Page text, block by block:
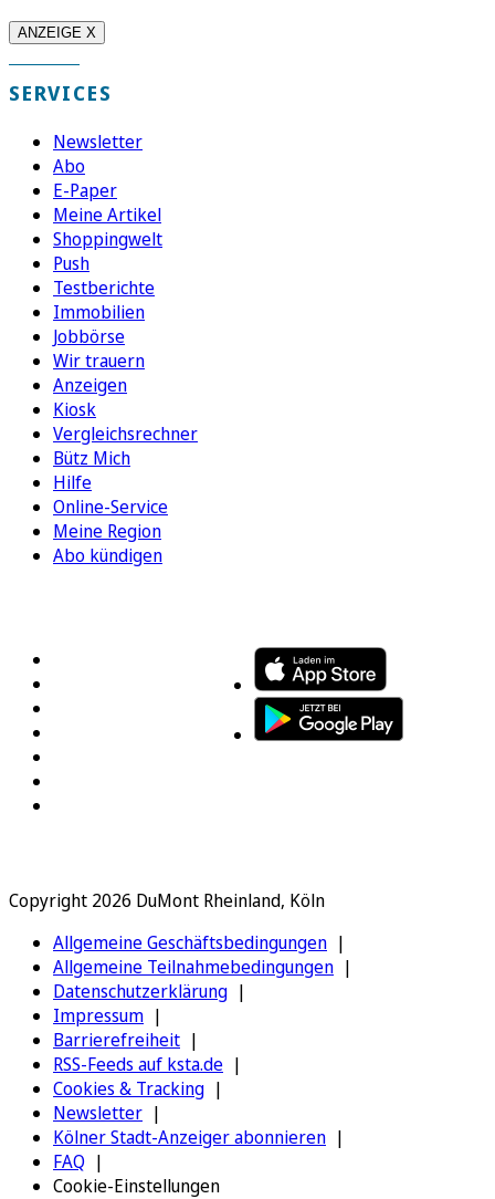
ANZEIGE X
SERVICES
Newsletter
Abo
E-Paper
Meine Artikel
Shoppingwelt
Push
Testberichte
Immobilien
Jobbörse
Wir trauern
Anzeigen
Kiosk
Vergleichsrechner
Bütz Mich
Hilfe
Online-Service
Meine Region
Abo kündigen
Copyright 2026 DuMont Rheinland, Köln
Allgemeine Geschäftsbedingungen
Allgemeine Teilnahmebedingungen
Datenschutzerklärung
Impressum
Barrierefreiheit
RSS-Feeds auf ksta.de
Cookies & Tracking
Newsletter
Kölner Stadt-Anzeiger abonnieren
FAQ
Cookie-Einstellungen